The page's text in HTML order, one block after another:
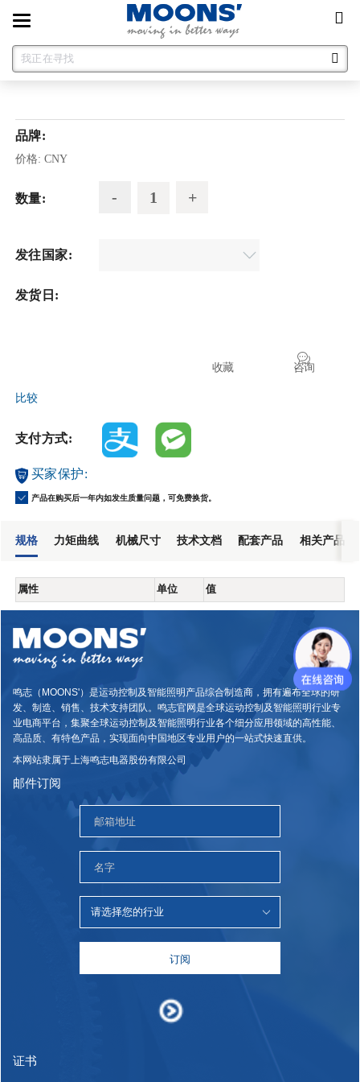
Toggle
navigation
品牌:
价格: CNY
数量:
发往国家:
发货日:
咨询
收藏
比较
支付方式:
买家保护:
产品在购买后一年内如发生质量问题，可免费换货。
规格 力矩曲线 机械尺寸 技术文档 配套产品 相关产品
属性 单位 值
鸣志（MOONS'）是运动控制及智能照明产品综合制造商，拥有遍布全球的研
发、制造、销售、技术支持团队。鸣志官网是全球运动控制及智能照明行业专
业电商平台，集聚全球运动控制及智能照明行业各个细分应用领域的高性能、
高品质、有特色产品，实现面向中国地区专业用户的一站式快速直供。
本网站隶属于上海鸣志电器股份有限公司
邮件订阅
订阅
证书